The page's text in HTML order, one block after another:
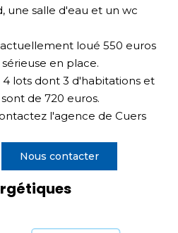
une salle d'eau et un wc
loué 550 euros
en place.
lots dont 3 d'habitations et
de 720 euros.
l'agence de Cuers
Nous contacter